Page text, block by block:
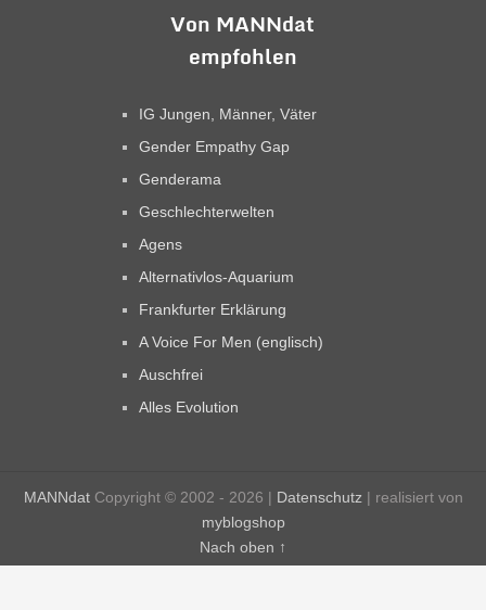
Von MANNdat
empfohlen
IG Jungen, Männer, Väter
Gender Empathy Gap
Genderama
Geschlechterwelten
Agens
Alternativlos-Aquarium
Frankfurter Erklärung
A Voice For Men (englisch)
Auschfrei
Alles Evolution
MANNdatCopyright © 2002 - 2026 | Datenschutz | realisiert von
myblogshop
Nach oben ↑